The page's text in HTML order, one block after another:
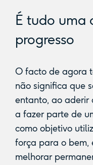
É tudo uma
progresso
O facto de agora
não significa que
entanto, ao aderir
a fazer parte de
como objetivo
força para o bem,
melhorar